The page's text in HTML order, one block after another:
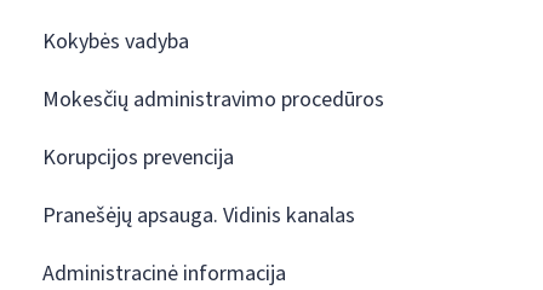
Kokybės vadyba
Mokesčių administravimo procedūros
Korupcijos prevencija
Pranešėjų apsauga. Vidinis kanalas
Administracinė informacija